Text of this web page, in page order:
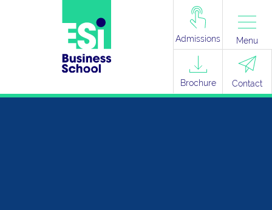
Menu
Admissions
Brochure Contact